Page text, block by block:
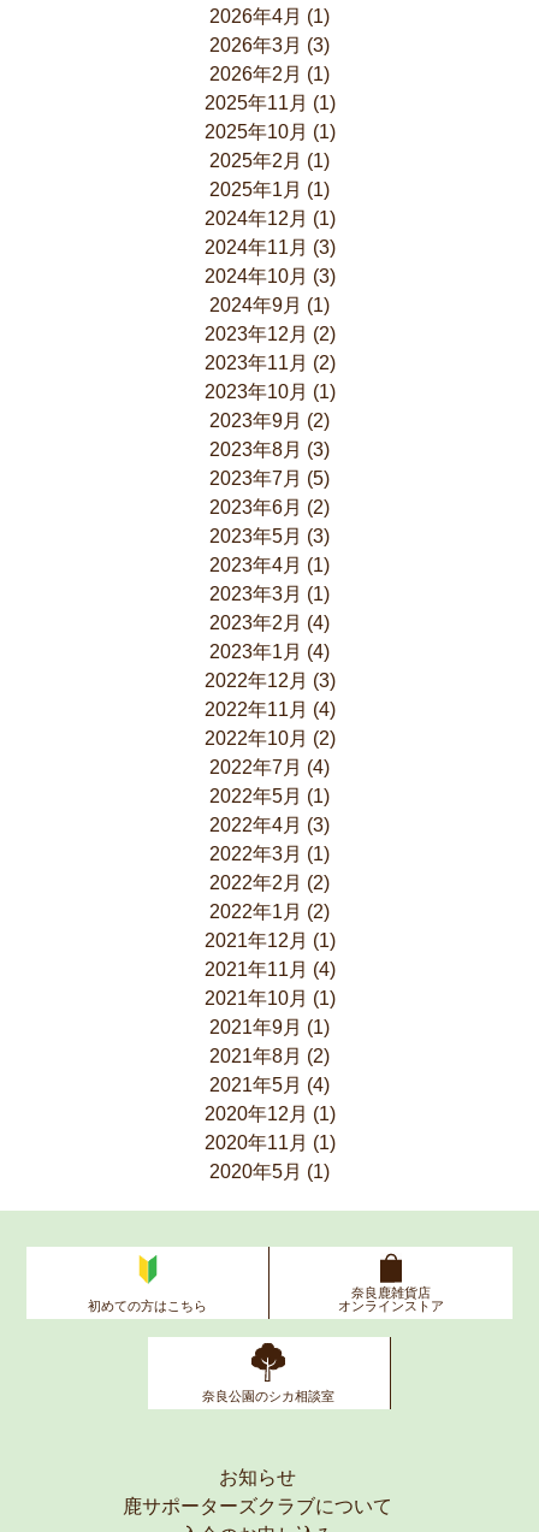
2026年4月 (1)
2026年3月 (3)
2026年2月 (1)
2025年11月 (1)
2025年10月 (1)
2025年2月 (1)
2025年1月 (1)
2024年12月 (1)
2024年11月 (3)
2024年10月 (3)
2024年9月 (1)
2023年12月 (2)
2023年11月 (2)
2023年10月 (1)
2023年9月 (2)
2023年8月 (3)
2023年7月 (5)
2023年6月 (2)
2023年5月 (3)
2023年4月 (1)
2023年3月 (1)
2023年2月 (4)
2023年1月 (4)
2022年12月 (3)
2022年11月 (4)
2022年10月 (2)
2022年7月 (4)
2022年5月 (1)
2022年4月 (3)
2022年3月 (1)
2022年2月 (2)
2022年1月 (2)
2021年12月 (1)
2021年11月 (4)
2021年10月 (1)
2021年9月 (1)
2021年8月 (2)
2021年5月 (4)
2020年12月 (1)
2020年11月 (1)
2020年5月 (1)
初めての方はこちら
奈良鹿雑貨店
オンラインストア
奈良公園のシカ相談室
お知らせ
鹿サポーターズクラブについて